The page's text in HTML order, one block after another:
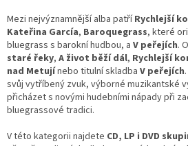
v
ý
p
i
s
u
Mezi nejvýznamnější alba patříRychlejší
Kateřina García, Baroquegrass, které
bluegrass s barokní hudbou, a V peřejích.
staré řeky, A život běží dál, Rychlejší
nad Metujínebo titulní skladba V peřejích
svůj vytříbený zvuk, výborné muzikantské
přicházet s novými hudebními nápady při
bluegrassové tradici.
V této kategorii najdete CD, LP i DVD